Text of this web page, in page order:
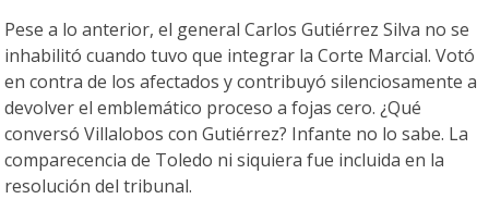
Pese a lo anterior, el general Carlos Gutiérrez Silva no se
inhabilitó cuando tuvo que integrar la Corte Marcial. Votó
en contra de los afectados y contribuyó silenciosamente a
devolver el emblemático proceso a fojas cero. ¿Qué
conversó Villalobos con Gutiérrez? Infante no lo sabe. La
comparecencia de Toledo ni siquiera fue incluida en la
resolución del tribunal.